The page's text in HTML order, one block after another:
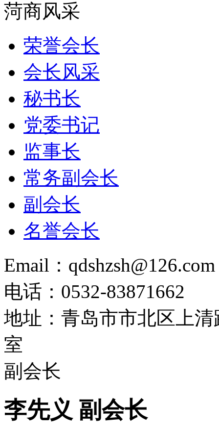
菏商风采
荣誉会长
会长风采
秘书长
党委书记
监事长
常务副会长
副会长
名誉会长
Email：qdshzsh@126.com
电话：0532-83871662
地址：青岛市市北区上
室
副会长
李先义 副会长